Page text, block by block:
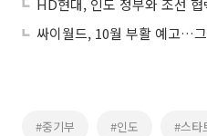
#중기부 #인도 #스타